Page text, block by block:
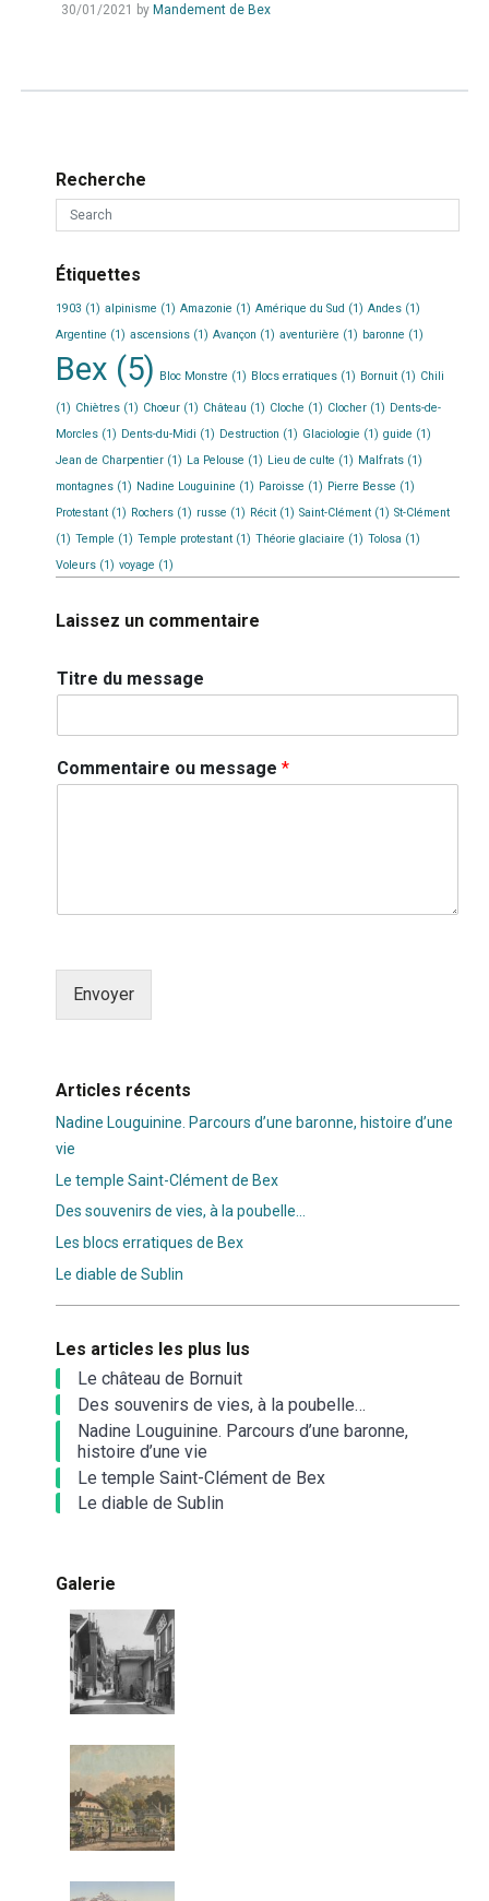
30/01/2021 by Mandement de BexRead
Recherche
Étiquettes
1903 (1) alpinisme (1) Amazonie (1) Amérique du Sud (1) Andes(1)
Argentine (1) ascensions(1) Avançon (1) aventurière (1) baronne (1)
Bex (5) Bloc Monstre (1) Blocs erratiques(1) Bornuit(1) Chili
(1) Chiètres(1) Choeur(1) Château (1) Cloche (1) Clocher(1) Dents-de-
Morcles(1) Dents-du-Midi (1) Destruction (1) Glaciologie (1) guide (1)
Jean de Charpentier(1) La Pelouse (1) Lieu de culte (1) Malfrats(1)
montagnes(1) Nadine Louguinine (1) Paroisse (1) Pierre Besse (1)
Protestant(1) Rochers(1) russe (1) Récit(1) Saint-Clément(1) St-Clément
(1) Temple (1) Temple protestant(1) Théorie glaciaire (1) Tolosa (1)
Voleurs(1) voyage (1)
Laissez un commentaire
Titre du message
Commentaire ou message *
Envoyer
Articles récents
Nadine Louguinine. Parcours d’une baronne, histoire d’une
vie
Le temple Saint-Clément de Bex
Des souvenirs de vies, à la poubelle…
Les blocs erratiques de Bex
Le diable de Sublin
Les articles les plus lus
Le château de Bornuit
Des souvenirs de vies, à la poubelle…
Nadine Louguinine. Parcours d’une baronne,
histoire d’une vie
Le temple Saint-Clément de Bex
Le diable de Sublin
Galerie